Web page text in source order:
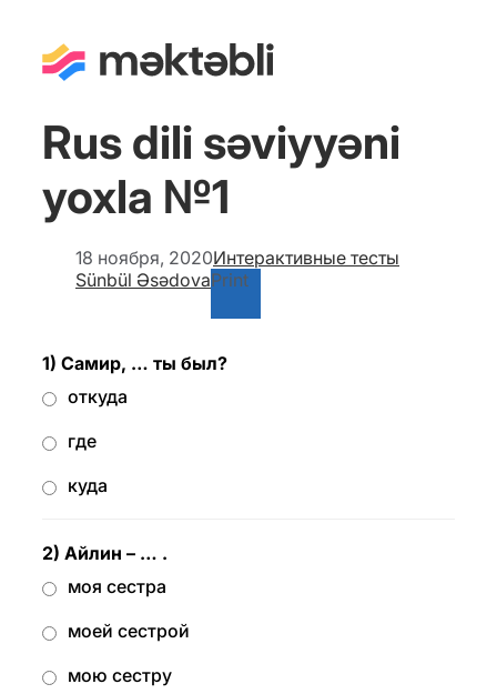
Rus dili səviyyəni
yoxla №1
18 ноября, 2020Интерактивные тесты
Sünbül ƏsədovaPrint
1) Самир, … ты был?
откуда
где
куда
2) Айлин – … .
моя сестра
моей сестрой
мою сестру